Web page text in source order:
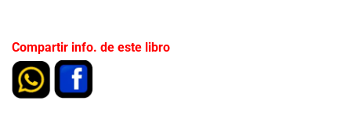
Compartir info. de este libro